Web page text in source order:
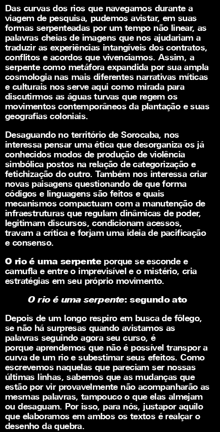
Das curvas dos rios que navegamos durante a
viagem de pesquisa, pudemos avistar, em suas
formas serpenteadas por um tempo não linear, as
palavras cheias de imagens que nos ajudariam a
traduzir as experiências intangíveis dos contratos,
conflitos e acordos que vivenciamos. Assim, a
serpente como metáfora expandida por sua ampla
cosmologia nas mais diferentes narrativas míticas
e culturais nos serve aqui como mirada para
discutirmos as águas turvas que regem os
movimentos contemporâneos da plantação e suas
geografias coloniais.
Desaguando no território de Sorocaba, nos
interessa pensar uma ética que desorganiza os já
conhecidos modos de produção de violência
simbólica postos na relação de categorização e
fetichização do outro. Também nos interessa criar
novas paisagens questionando de que forma
códigos e linguagens são feitos e quais
mecanismos compactuam com a manutenção de
infraestruturas que regulam dinâmicas de poder,
legitimam discursos, condicionam acessos,
travam a crítica e forjam uma ideia de pacificação
e consenso.
O rio é uma serpenteporque se esconde e
camufla e entre o imprevisível e o mistério, cria
estratégias em seu próprio movimento.
O rio é uma serpente: segundo ato
Depois de um longo respiro em busca de fôlego,
se não há surpresas quando avistamos as
palavras seguindo agora seu curso, é
porque aprendemos que não é possível transpor a
curva de um rio e subestimar seus efeitos. Como
escrevemos naquelas que pareciam ser nossas
últimas linhas, sabemos que as mudanças que
estão por vir provavelmente não acompanharão as
mesmas palavras, tampouco o que elas almejam
ou desaguam. Por isso, para nós, justapor aquilo
que elaboramos em ambos os textos é realçar o
desenho da quebra.